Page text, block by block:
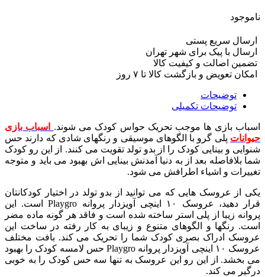
ناموجود
ارسال سریع پستی
ارسال با پیک برای شهر تهران
تضمین اصالت و کیفیت کالا
امکان تعویض و بازگشت کالا تا ۷ روز
توضیحات
توضیحات تکمیلی
اسباب بازی ها موجب تحریک حواس کودک می شوند. اسباب بازی
حیوانات پلی گرو با الگوهای موسیقی و رنگهای شادی که دارند حس
شنوایی و بینایی کودک را از بدو تولد تقویت می کنند. از این رو کودک
شما بلافاصله بعد از به دنیا آمدنش بینایی اش بهبود می باید و متوجه
تغییرات و اشیاء اطرافش می شود.
یکی از عروسک هایی که می توانید از بدو تولد در اختیار کودکانتان
قرار دهید، عروسک ۱۰ اینچی آویزدار پروانه Playgro است. این
پروانه زیبا از پلی استر ساخته شده است و فاقد هر گونه ماده مضر
است. رنگها و الگوهای متنوع و زیبای به کار رفته در ساخت این
عروسک ادراک بصری کودک شما را تحریک می کند. بافت مختلف
عروسک ۱۰ اینچی آویزدار پروانه Playgro حس لامسه کودک را بهبود
می بخشد. از این رو این عروسک به تنها سه حس کودک را به خوبی
درگیر می کند.